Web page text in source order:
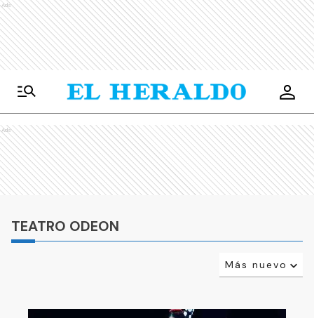
Ads
Ads
TEATRO ODEON
Más nuevo